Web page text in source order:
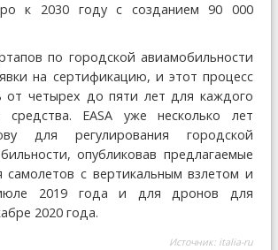
к 2030 году с созданием 90 000
по городской авиамобильности
на сертификацию, и этот процесс
от четырех до пяти лет для каждого
средства. EASA уже несколько лет
для регулирования городской
опубликовав предлагаемые
самолетов с вертикальным взлетом и
2019 года и для дронов для
2020 года.
Источник: italia-ru